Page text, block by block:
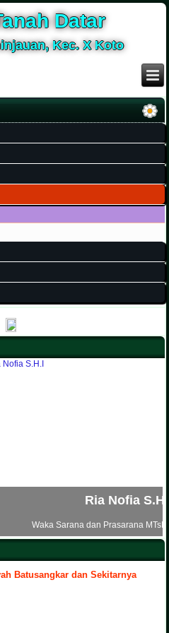
Datar
Kec. X Koto
MTsN 5 Tanah Datar
Batusangkar dan Sekitarnya